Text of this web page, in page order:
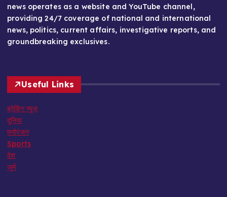
news operates as a website and YouTube channel,
providing 24/7 coverage of national and international
news, politics, current affairs, investigative reports, and
groundbreaking exclusives.
Useful Links
ब्रेकिंग न्यूज़
दुनिया
मनोरंजन
Sports
देश
जुर्म